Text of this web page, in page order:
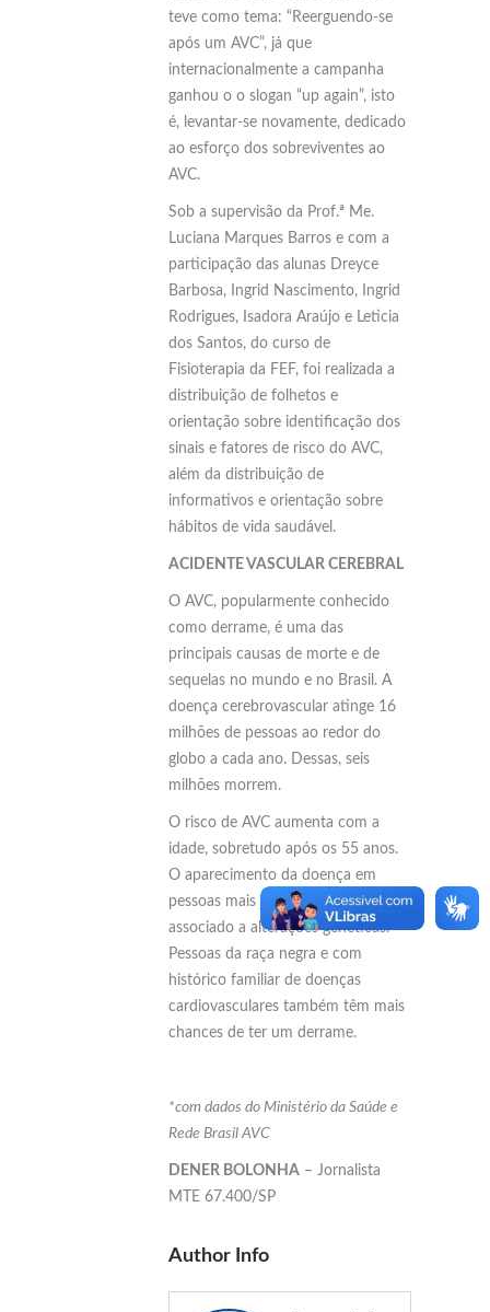
teve como tema: “Reerguendo-se
após um AVC”, já que
internacionalmente a campanha
ganhou o o slogan “up again”, isto
é, levantar-se novamente, dedicado
ao esforço dos sobreviventes ao
AVC.
Sob a supervisão da Prof.ª Me.
Luciana Marques Barros e com a
participação das alunas Dreyce
Barbosa, Ingrid Nascimento, Ingrid
Rodrigues, Isadora Araújo e Leticia
dos Santos, do curso de
Fisioterapia da FEF, foi realizada a
distribuição de folhetos e
orientação sobre identificação dos
sinais e fatores de risco do AVC,
além da distribuição de
informativos e orientação sobre
hábitos de vida saudável.
ACIDENTE VASCULAR CEREBRAL
O AVC, popularmente conhecido
como derrame, é uma das
principais causas de morte e de
sequelas no mundo e no Brasil. A
doença cerebrovascular atinge 16
milhões de pessoas ao redor do
globo a cada ano. Dessas, seis
milhões morrem.
O risco de AVC aumenta com a
idade, sobretudo após os 55 anos.
O aparecimento da doença em
pessoas mais jovens está mais
associado a alterações genéticas.
Pessoas da raça negra e com
histórico familiar de doenças
cardiovasculares também têm mais
chances de ter um derrame.
*com dados do Ministério da Saúde e
Rede Brasil AVC
DENER BOLONHA – Jornalista
MTE 67.400/SP
Author Info